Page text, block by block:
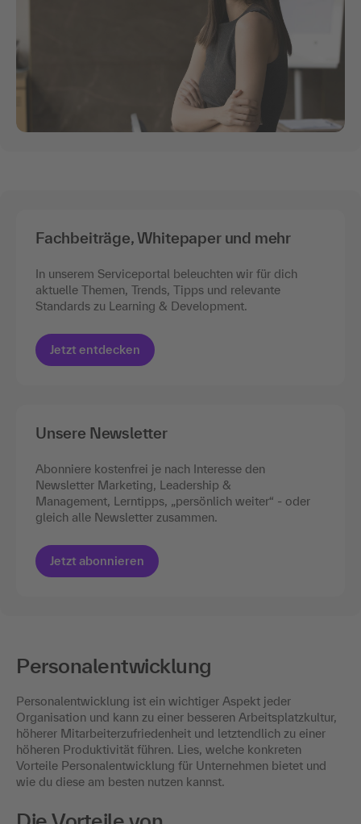
Fachbeiträge, Whitepaper und mehr
In unserem Serviceportal beleuchten wir für dich
aktuelle Themen, Trends, Tipps und relevante
Standards zu Learning & Development.
Jetzt entdecken
Unsere Newsletter
Abonniere kostenfrei je nach Interesse den
Newsletter Marketing, Leadership &
Management, Lerntipps, „persönlich weiter“ - oder
gleich alle Newsletter zusammen.
Jetzt abonnieren
Personalentwicklung
Personalentwicklung ist ein wichtiger Aspekt jeder
Organisation und kann zu einer besseren Arbeitsplatzkultur,
höherer Mitarbeiterzufriedenheit und letztendlich zu einer
höheren Produktivität führen. Lies, welche konkreten
Vorteile Personalentwicklung für Unternehmen bietet und
wie du diese am besten nutzen kannst.